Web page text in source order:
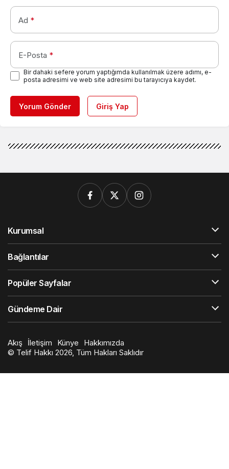
Ad *
E-Posta *
Bir dahaki sefere yorum yaptığımda kullanılmak üzere adımı, e-
posta adresimi ve web site adresimi bu tarayıcıya kaydet.
Yorum Gönder Giriş Yap
Kurumsal
Bağlantılar
Popüler Sayfalar
Gündeme Dair
Akış İletişim Künye
Hakkımızda
© Telif Hakkı 2026, Tüm Hakları Saklıdır